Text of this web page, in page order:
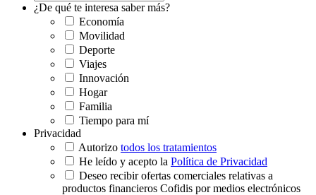
¿De qué te interesa saber más?
Economía
Movilidad
Deporte
Viajes
Innovación
Hogar
Familia
Tiempo para mí
Privacidad
Autorizo todos los tratamientos
He leído y acepto la Política de Privacidad
Deseo recibir ofertas comerciales relativas a
productos financieros Cofidis por medios electrónicos